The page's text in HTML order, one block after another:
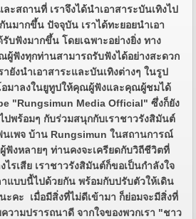
ะสถานที่ เราจึงได้นำเอาสาระบันเทิงไป
นมากขึ้น ปัจจุบัน เราได้ทะยอยนำเอา
บฟังมากขึ้น โดยเฉพาะอย่างยิ่ง ทาง
ผู้ฟังทุกท่านสามารถรับฟังได้อย่างสะดวก
ายังนำเอาสาระและบันเทิงต่างๆ ในรูป
มาลงในยูทูปให้คุณผู้ฟังและคุณผู้ชมได้
"Rungsimun Media Official" ซึ่งก็ยัง
พร้อมๆ กับร่วมสนุกกับเราชาวรังสิมันต์
นเพจ บ้าน Rungsimun ในสถานการณ์
งหลายๆ ท่านคงจะเครียดกับวิถีชีวิตที่
ไรเสีย เราชาวรังสิมันต์ก็ขอเป็นกำลังใจ
แบบนี้ไปด้วยกัน พร้อมกับปรับตัวให้เดิน
ะคะ เมื่อมีสิ่งที่ไม่ดีเข้ามา ก็ย่อมจะมีสิ่งที่
วามปรารถนาดี จากใจของพวกเรา "ชาว